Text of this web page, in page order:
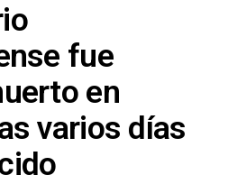
fue
en
varios días